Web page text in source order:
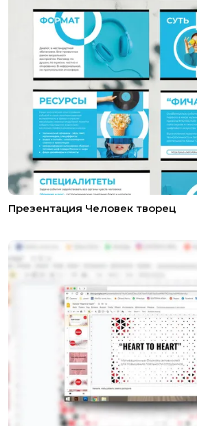
Презентация Человек творец